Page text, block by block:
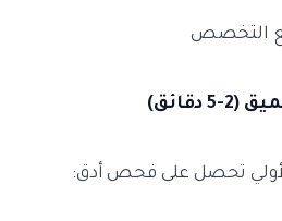
التخصص
الأولي تحصل على فحص أدق: